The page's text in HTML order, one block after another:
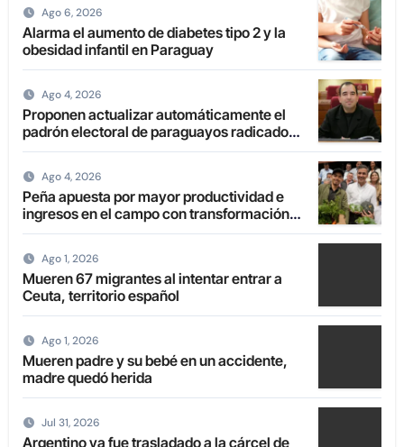
Ago 6, 2026
Alarma el aumento de diabetes tipo 2 y la
obesidad infantil en Paraguay
Ago 4, 2026
Proponen actualizar automáticamente el
padrón electoral de paraguayos radicados
en el extranjero
Ago 4, 2026
Peña apuesta por mayor productividad e
ingresos en el campo con transformación
de la agricultura familiar
Ago 1, 2026
Mueren 67 migrantes al intentar entrar a
Ceuta, territorio español
Ago 1, 2026
Mueren padre y su bebé en un accidente,
madre quedó herida
Jul 31, 2026
Argentino ya fue trasladado a la cárcel de